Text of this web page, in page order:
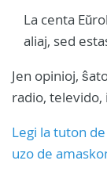
La centa
aliaj, sed
Jen opinioj,
radio,
Legi la tuton
uzo de